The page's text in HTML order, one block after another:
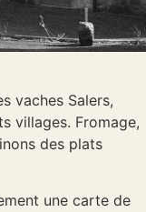
vaches Salers,
villages. Fromage,
des plats
une carte de